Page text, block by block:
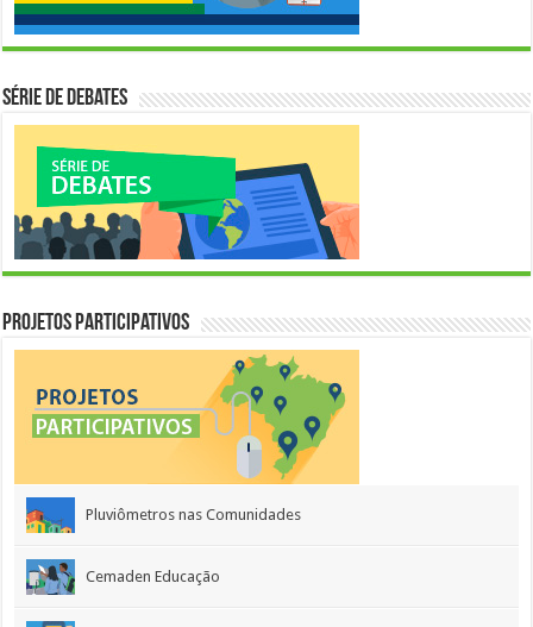
Série de Debates
Projetos Participativos
Pluviômetros nas Comunidades
Cemaden Educação